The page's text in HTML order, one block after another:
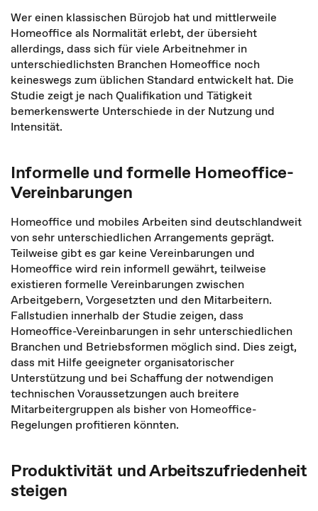
Wer einen klassischen Bürojob hat und mittlerweile
Homeoffice als Normalität erlebt, der übersieht
allerdings, dass sich für viele Arbeitnehmer in
unterschiedlichsten Branchen Homeoffice noch
keineswegs zum üblichen Standard entwickelt hat. Die
Studie zeigt je nach Qualifikation und Tätigkeit
bemerkenswerte Unterschiede in der Nutzung und
Intensität.
Informelle und formelle Homeoffice-
Vereinbarungen
Homeoffice und mobiles Arbeiten sind deutschlandweit
von sehr unterschiedlichen Arrangements geprägt.
Teilweise gibt es gar keine Vereinbarungen und
Homeoffice wird rein informell gewährt, teilweise
existieren formelle Vereinbarungen zwischen
Arbeitgebern, Vorgesetzten und den Mitarbeitern.
Fallstudien innerhalb der Studie zeigen, dass
Homeoffice-Vereinbarungen in sehr unterschiedlichen
Branchen und Betriebsformen möglich sind. Dies zeigt,
dass mit Hilfe geeigneter organisatorischer
Unterstützung und bei Schaffung der notwendigen
technischen Voraussetzungen auch breitere
Mitarbeitergruppen als bisher von Homeoffice-
Regelungen profitieren könnten.
Produktivität und Arbeitszufriedenheit
steigen